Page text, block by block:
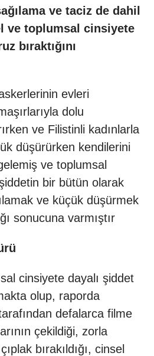
ve taciz de dahil
ve toplumsal cinsiyete
bıraktığını
evleri
dolu
ve Filistinli kadınlarla
düşürürken kendilerini
ve toplumsal
bir bütün olarak
ve küçük düşürmek
sonucuna varmıştır
cinsiyete dayalı şiddet
olup, raporda
defalarca filme
çekildiği, zorla
bırakıldığı, cinsel